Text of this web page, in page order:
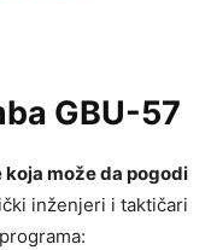
GBU-57
može da pogodi
inženjeri i taktičari